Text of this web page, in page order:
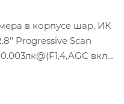
в корпусе шар, ИК
Progressive Scan
вкл.),